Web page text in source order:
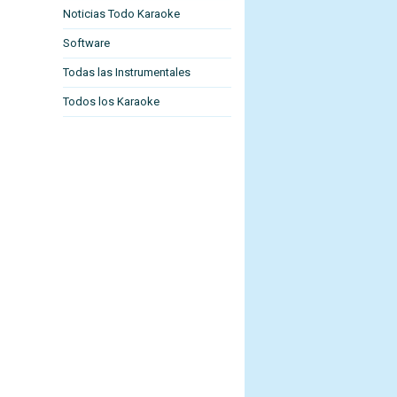
Noticias Todo Karaoke
Software
Todas las Instrumentales
Todos los Karaoke